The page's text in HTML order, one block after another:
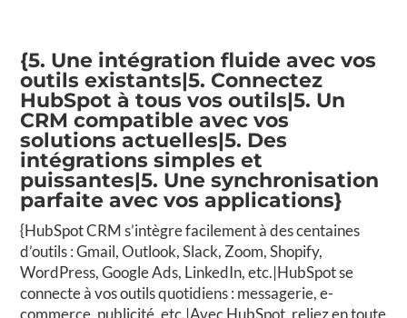
{5. Une intégration fluide avec vos
outils existants|5. Connectez
HubSpot à tous vos outils|5. Un
CRM compatible avec vos
solutions actuelles|5. Des
intégrations simples et
puissantes|5. Une synchronisation
parfaite avec vos applications}
{HubSpot CRM s’intègre facilement à des centaines
d’outils : Gmail, Outlook, Slack, Zoom, Shopify,
WordPress, Google Ads, LinkedIn, etc.|HubSpot se
connecte à vos outils quotidiens : messagerie, e-